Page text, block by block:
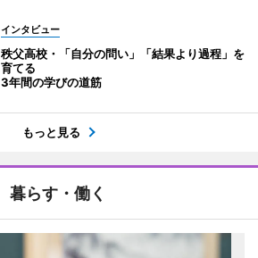
インタビュー
秩父高校・「自分の問い」「結果より過程」を
育てる
3年間の学びの道筋
もっと見る
暮らす・働く